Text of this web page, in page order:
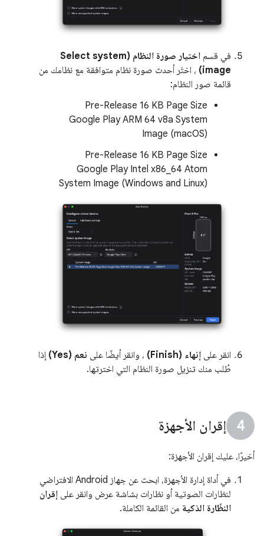
في قسم
اختيار صورة النظام (Select system
image) ، اختَر أحدث صورة نظام متوافقة مع نظامك من
قائمة صور النظام:
Pre-Release 16 KB Page Size
Google Play ARM 64 v8a System
Image (macOS)
Pre-Release 16 KB Page Size
Google Play Intel x86_64 Atom
System Image (Windows and Linux)
انقر على إنهاء (Finish) ، وانقر أيضًا على نعم (Yes)
إذا
طُلب منك تنزيل صورة النظام التي اخترتها.
إقران الأجهزة
أخيرًا، عليك إقران الأجهزة:
في أداة إدارة الأجهزة، ابحث عن جهاز Android الافتراضي
لنظارات الصوتية أو نظارات بشاشة عرض وانقر على إقران
النظّارة الذكية من القائمة الكاملة.